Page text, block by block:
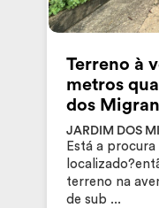
Terreno à
metros
dos
JARDIM DOS
Está a
terreno na
de sub ...